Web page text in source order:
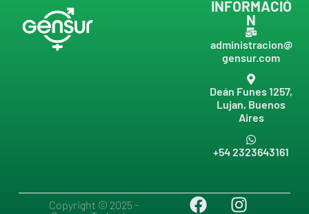
INFORMACIÓ
N
administracion@
gensur.com
Deán Funes 1257,
Lujan, Buenos
Aires
+54 2323643161
Copyright © 2025 -